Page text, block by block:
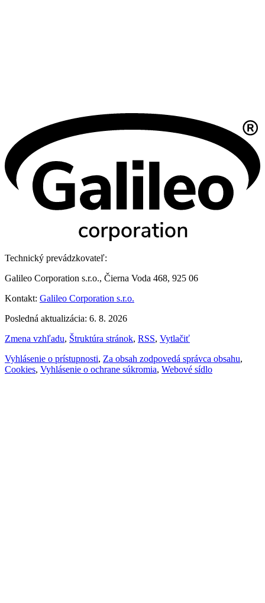
Technický prevádzkovateľ:
Galileo Corporation s.r.o., Čierna Voda 468, 925 06
Kontakt: Galileo Corporation s.r.o.
Posledná aktualizácia: 6. 8. 2026
Zmena vzhľadu, Štruktúra stránok, RSS, Vytlačiť
Vyhlásenie o prístupnosti, Za obsah zodpovedá správca obsahu,
Cookies, Vyhlásenie o ochrane súkromia, Webové sídlo